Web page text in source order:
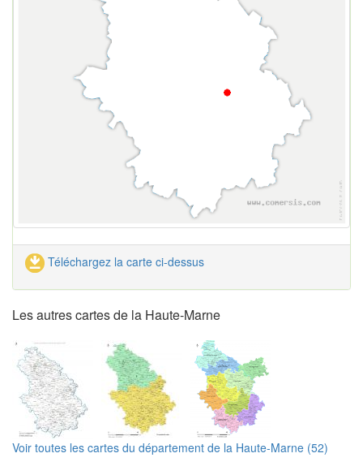
Téléchargez la carte ci-dessus
Les autres cartes de la Haute-Marne
Voir toutes les cartes du département de la Haute-Marne (52)